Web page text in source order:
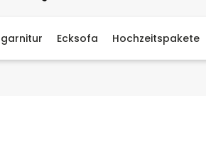
Ecksofa Hochzeitspakete